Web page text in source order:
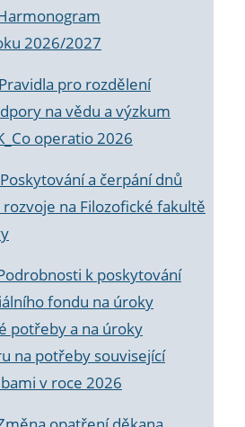
2026/2027
pro rozdělení
na vědu a výzkum
operatio 2026
a čerpání dnů
na Filozofické fakultě
k poskytování
fondu na úroky
potřeby a na úroky
na potřeby související
v roce 2026